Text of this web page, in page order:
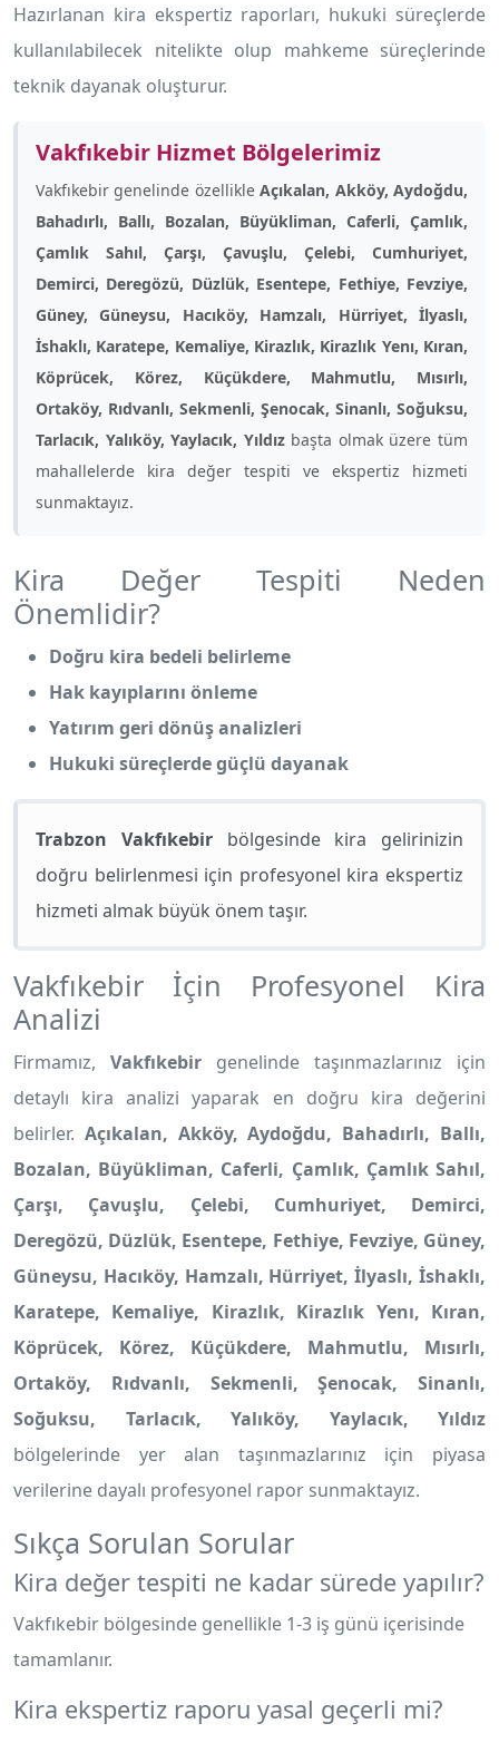
Hazırlanan kira ekspertiz raporları, hukuki süreçlerde
kullanılabilecek nitelikte olup mahkeme süreçlerinde
teknik dayanak oluşturur.
Vakfıkebir Hizmet Bölgelerimiz
Vakfıkebir genelinde özellikleAçıkalan, Akköy, Aydoğdu,
Bahadırlı, Ballı, Bozalan, Büyükliman, Caferli, Çamlık,
Çamlık Sahıl, Çarşı, Çavuşlu, Çelebi, Cumhuriyet,
Demirci, Deregözü, Düzlük, Esentepe, Fethiye, Fevziye,
Güney, Güneysu, Hacıköy, Hamzalı, Hürriyet, İlyaslı,
İshaklı, Karatepe, Kemaliye, Kirazlık, Kirazlık Yenı, Kıran,
Köprücek, Körez, Küçükdere, Mahmutlu, Mısırlı,
Ortaköy, Rıdvanlı, Sekmenli, Şenocak, Sinanlı, Soğuksu,
Tarlacık, Yalıköy, Yaylacık, Yıldızbaşta olmak üzere tüm
mahallelerde kira değer tespiti ve ekspertiz hizmeti
sunmaktayız.
Kira Değer Tespiti Neden
Önemlidir?
Doğru kira bedeli belirleme
Hak kayıplarını önleme
Yatırım geri dönüş analizleri
Hukuki süreçlerde güçlü dayanak
Trabzon Vakfıkebirbölgesinde kira gelirinizin
doğru belirlenmesi için profesyonel kira ekspertiz
hizmeti almak büyük önem taşır.
Vakfıkebir İçin Profesyonel Kira
Analizi
Firmamız, Vakfıkebir genelinde taşınmazlarınız için
detaylı kira analizi yaparak en doğru kira değerini
belirler. Açıkalan, Akköy, Aydoğdu, Bahadırlı, Ballı,
Bozalan, Büyükliman, Caferli, Çamlık, Çamlık Sahıl,
Çarşı, Çavuşlu, Çelebi, Cumhuriyet, Demirci,
Deregözü, Düzlük, Esentepe, Fethiye, Fevziye, Güney,
Güneysu, Hacıköy, Hamzalı, Hürriyet, İlyaslı, İshaklı,
Karatepe, Kemaliye, Kirazlık, Kirazlık Yenı, Kıran,
Köprücek, Körez, Küçükdere, Mahmutlu, Mısırlı,
Ortaköy, Rıdvanlı, Sekmenli, Şenocak, Sinanlı,
Soğuksu, Tarlacık, Yalıköy, Yaylacık, Yıldız
bölgelerinde yer alan taşınmazlarınız için piyasa
verilerine dayalı profesyonel rapor sunmaktayız.
Sıkça Sorulan Sorular
Kira değer tespiti ne kadar sürede yapılır?
Vakfıkebir bölgesinde genellikle 1-3 iş günü içerisinde
tamamlanır.
Kira ekspertiz raporu yasal geçerli mi?